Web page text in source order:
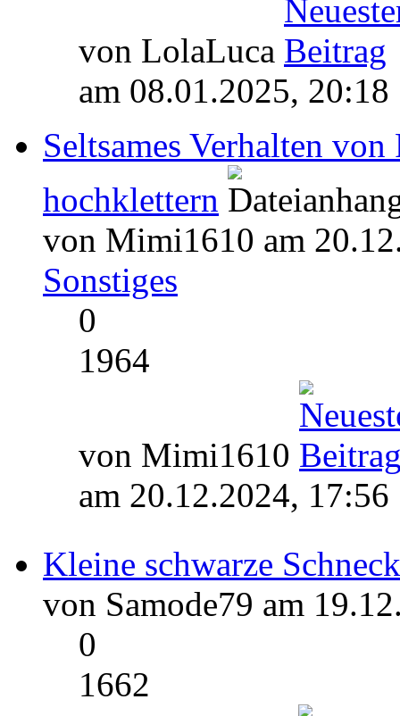
von LolaLuca
am 08.01.2025, 20:18
Seltsames Verhalten
hochklettern
von Mimi1610 am
Sonstiges
0
1964
von Mimi1610
am 20.12.2024, 17:56
Kleine schwarze
von Samode79 am
0
1662